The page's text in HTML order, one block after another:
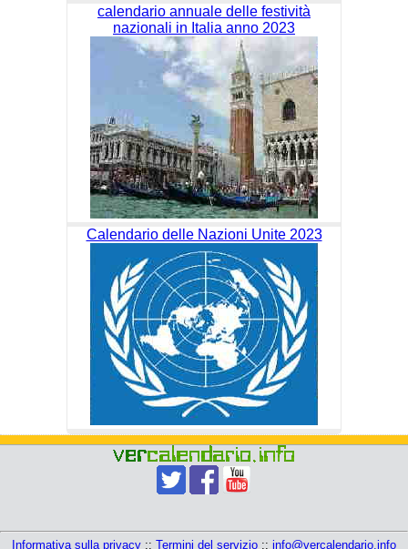
calendario annuale delle festività
nazionali in Italia anno 2023
Calendario delle Nazioni Unite 2023
Informativa sulla privacy :: Termini del servizio :: info@vercalendario.info